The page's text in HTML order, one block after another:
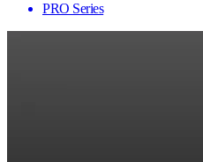
PRO Series